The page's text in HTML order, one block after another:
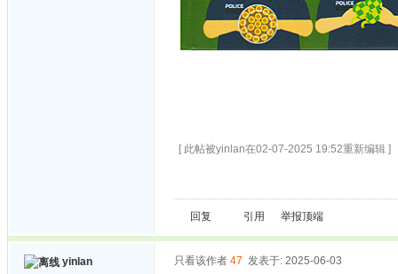
[ 此帖被yinlan在02-07-2025 19:52重新编辑 ]
回复 引用 举报顶端
yinlan 只看该作者 47 发表于: 2025-06-03